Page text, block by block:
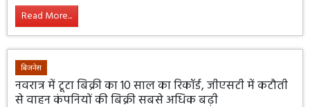
Read More...
बिजनेस
नवरात्र में टूटा बिक्री का 10 साल का रिकॉर्ड, जीएसटी में कटौती
से वाहन कंपनियों की बिक्री सबसे अधिक बढ़ी